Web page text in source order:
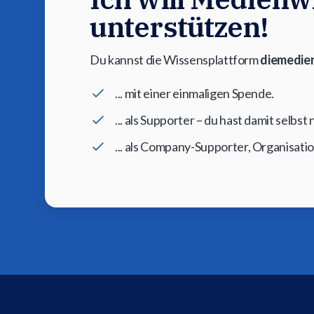
unterstützen!
Du kannst die Wissensplattform
... mit einer einmaligen Spende.
... als Supporter – du hast damit selbst
... als Company-Supporter,